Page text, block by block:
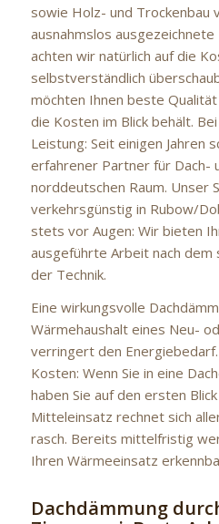
sowie Holz- und Trockenbau
ausnahmslos
achten wir natürlich auf die
selbstverständlich
möchten Ihnen beste
die Kosten im Blick behält.
Leistung: Seit einigen Jahren
erfahrener Partner für Dach-
norddeutschen Raum. Unser
verkehrsgünstig in Rubow/
stets vor Augen: Wir bieten
ausgeführte Arbeit nach
der Technik.
Eine wirkungsvolle
Wärmehaushalt eines Neu-
verringert den
Kosten: Wenn Sie in eine
haben Sie auf den ersten
Mitteleinsatz rechnet sich
rasch. Bereits mittelfristig
Ihren Wärmeeinsatz
Dachdämmung